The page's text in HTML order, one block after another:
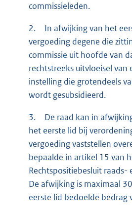
commissieleden.
2.
In afwijking van het
vergoeding degene die
commissie uit hoofde van
rechtstreeks uitvloeisel van
instelling die grotendeels
wordt gesubsidieerd.
3.
De raad kan in
het eerste lid bij
vergoeding vaststellen
bepaalde in artikel 15 van
Rechtspositiebesluit raads-
De afwijking is maximaal
eerste lid bedoelde bedrag